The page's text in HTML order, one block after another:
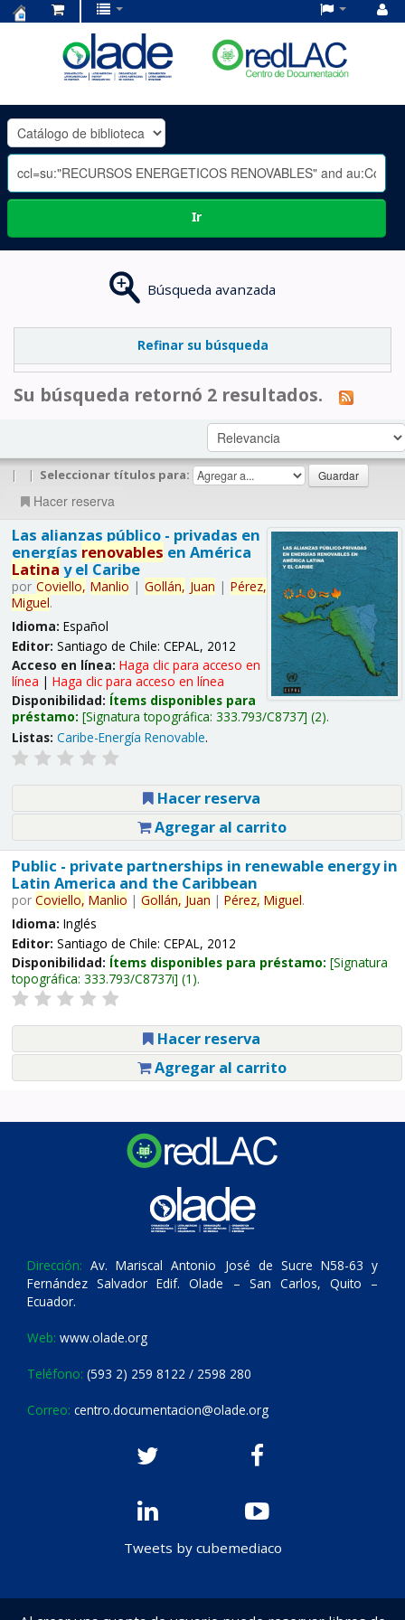
OLADE
-
Ir
Búsqueda avanzada
Refinar su búsqueda
Su búsqueda retornó 2 resultados.
| | Seleccionar títulos para:
Hacer reserva
Las alianzas público - privadas en
energías renovables en América
Latina y el Caribe
por Coviello, Manlio | Gollán, Juan | Pérez,
Miguel.
Idioma: Español
Editor: Santiago de Chile: CEPAL, 2012
Acceso en línea: Haga clic para acceso en
línea | Haga clic para acceso en línea
Disponibilidad: Ítems disponibles para
préstamo: Signatura topográfica: 333.793/C8737 (2).
Listas: Caribe-Energía Renovable.
Hacer reserva
Agregar al carrito
Public - private partnerships in renewable energy in
Latin America and the Caribbean
por Coviello, Manlio | Gollán, Juan | Pérez, Miguel.
Idioma: Inglés
Editor: Santiago de Chile: CEPAL, 2012
Disponibilidad: Ítems disponibles para préstamo: Signatura
topográfica: 333.793/C8737i (1).
Hacer reserva
Agregar al carrito
Dirección: Av. Mariscal Antonio José de Sucre N58-63 y
Fernández Salvador Edif. Olade – San Carlos, Quito –
Ecuador.
Web: www.olade.org
Teléfono: (593 2) 259 8122 / 2598 280
Correo: centro.documentacion@olade.org
Tweets by cubemediaco